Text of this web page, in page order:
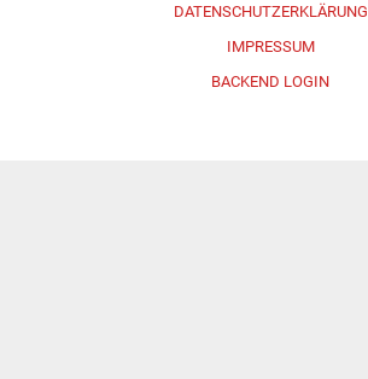
DATENSCHUTZERKLÄRUNG
IMPRESSUM
BACKEND LOGIN